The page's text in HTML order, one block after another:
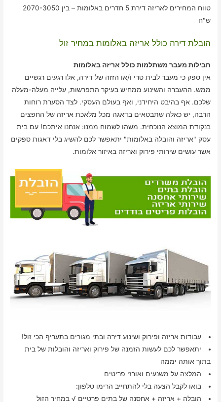
טווח המחירים לאריזה דירת 5 חדרים באלומות – בין 2070-3050
ש"ח
הובלת דירה כולל אריזה באלומות במחיר זול
חבילות מעבר משתלמות כולל אריזה באלומות
אין ספק כי מעבר לבית טרי ו/או הזזה של דירה, אלו רגעים רגשיים
ממש. ההעברה והשינוע ממחיש בעיקר התפרשות, עלייה מעלה-מעלה
שלכם. אף בהיבט היחידני, ואף בעולם העסקי. לצד הסערת רוחות
הרבה, יש כאלה שתבטאים בדאגה מכל מלאכת אריזה של החפצים
בנקודת המוצא הנוכחית. משהו לשמוח ממנו: אנחנו איתכם! עם בית
עסק "אריזה והובלה באלומות" יתאפשר לכם להשיג בלי דאגות ספקים
אשר עושים שירותי פירוק ואריזה באיזור אלומות.
עבודות אריזה ופירוק ושינוע דירה ובתי מגורים בתעריף הכי זול!
יתאפשר לכם לעשות הזמנה של פירוק ואריזה והובלות של בית
בתוך אותה יממה
המלצה על משנעים ואורזי פריטים
בואו לקבל הצעה בלי להתחייב הרימו טלפון:
הובלה + אריזה + אחסנה של בתים פרטיים √ במחיר הזול